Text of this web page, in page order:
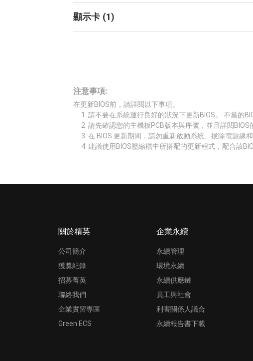
顯示卡 (1)
注意事項:
在更新BIOS前，請詳閱以下事項。
請不要在系統運行良好的狀況下更新BIOS。 不當的
請先確認您的主機板PCB版本與序號，並且詳閱
在 BIOS 更新期間，請勿重新啟動系統、拔除電源線和
建議使用BIOS壓縮檔中所搭配的更新程式，配合該
關於精英
公司簡介
獲獎紀錄
招募菁英
聯絡我們
企業實習專區
Green ECS
企業永續
永續管理
環境永續
永續供應鏈
員工與社會
利害關係人議合
永續報告書下載